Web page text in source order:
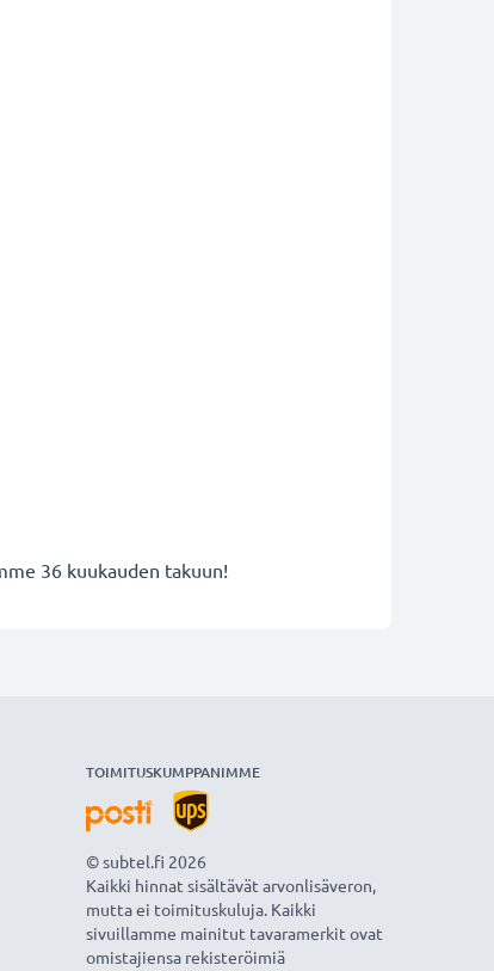
36 kuukauden takuun!
TOIMITUSKUMPPANIMME
© subtel.fi 2026
Kaikki hinnat sisältävät arvonlisäveron,
mutta ei toimituskuluja. Kaikki
sivuillamme mainitut tavaramerkit ovat
omistajiensa rekisteröimiä